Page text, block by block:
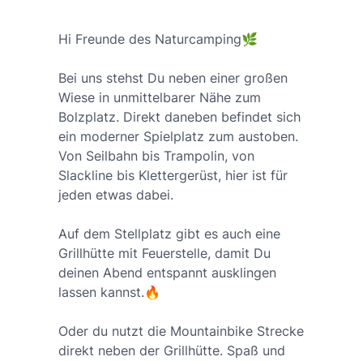
Hi Freunde des Naturcamping🌿
Bei uns stehst Du neben einer großen
Wiese in unmittelbarer Nähe zum
Bolzplatz. Direkt daneben befindet sich
ein moderner Spielplatz zum austoben.
Von Seilbahn bis Trampolin, von
Slackline bis Klettergerüst, hier ist für
jeden etwas dabei.
Auf dem Stellplatz gibt es auch eine
Grillhütte mit Feuerstelle, damit Du
deinen Abend entspannt ausklingen
lassen kannst.🔥
Oder du nutzt die Mountainbike Strecke
direkt neben der Grillhütte. Spaß und